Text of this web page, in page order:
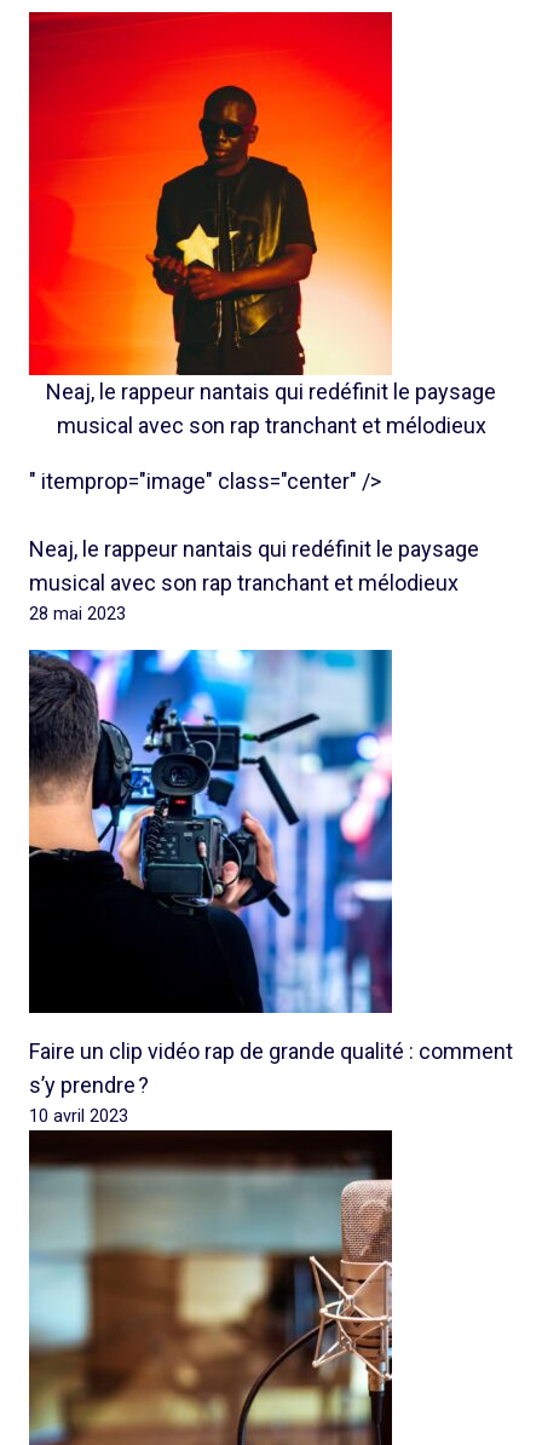
Neaj, le rappeur nantais qui redéfinit le paysage
musical avec son rap tranchant et mélodieux
" itemprop="image" class="center" />
Neaj, le rappeur nantais qui redéfinit le paysage
musical avec son rap tranchant et mélodieux
28 mai 2023
Faire un clip vidéo rap de grande qualité : comment
s’y prendre ?
10 avril 2023